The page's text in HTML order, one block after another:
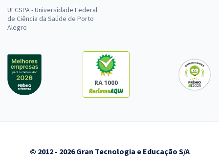
UFCSPA - Universidade Federal
de Ciência da Saúde de Porto
Alegre
RA 1000
© 2012 - 2026 Gran Tecnologia e Educação S/A